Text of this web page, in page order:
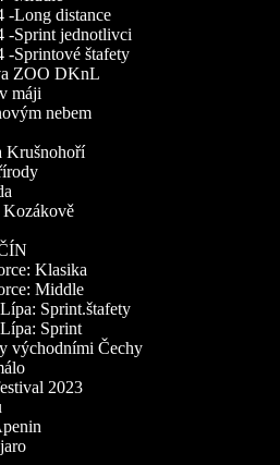
-Long distance
-Sprint jednotlivci
-Sprintové štafety
ZOO DKnL
máji
nebem
Krušnohoří
Kozákově
Klasika
Middle
Sprint.štafety
Sprint
východními Čechy
2023